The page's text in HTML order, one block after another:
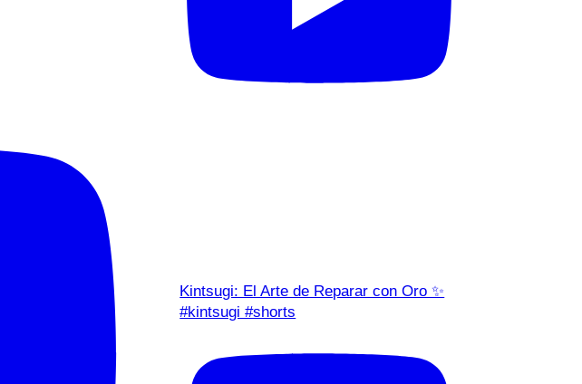
Kintsugi: El Arte de Reparar con Oro ✨
#kintsugi #shorts